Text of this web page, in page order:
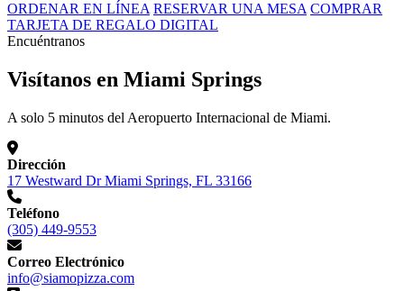
ORDENAR EN LÍNEA RESERVAR UNA MESA COMPRAR
TARJETA DE REGALO DIGITAL
Encuéntranos
Visítanos en Miami Springs
A solo 5 minutos del Aeropuerto Internacional de Miami.
Dirección
17 Westward Dr Miami Springs, FL 33166
Teléfono
(305) 449-9553
Correo Electrónico
info@siamopizza.com